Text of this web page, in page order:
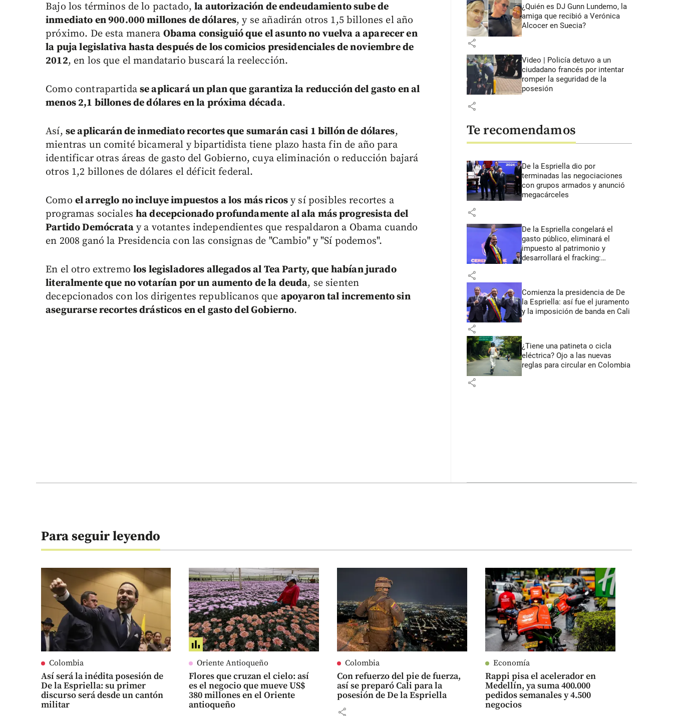
Bajo los términos de lo pactado,la autorización de endeudamiento sube de
inmediato en 900.000 millones de dólares, y se añadirán otros 1,5 billones el año
próximo. De esta manera Obama consiguió que el asunto no vuelva a aparecer en
la puja legislativa hasta después de los comicios presidenciales de noviembre de
2012, en los que el mandatario buscará la reelección.
Como contrapartidase aplicará un plan que garantiza la reducción del gasto en al
menos 2,1 billones de dólares en la próxima década.
Así, se aplicarán de inmediato recortes que sumarán casi 1 billón de dólares,
mientras un comité bicameral y bipartidista tiene plazo hasta fin de año para
identificar otras áreas de gasto del Gobierno, cuya eliminación o reducción bajará
otros 1,2 billones de dólares el déficit federal.
Como el arreglo no incluye impuestos a los más ricos y sí posibles recortes a
programas socialesha decepcionado profundamente al ala más progresista del
Partido Demócratay a votantes independientes que respaldaron a Obama cuando
en 2008 ganó la Presidencia con las consignas de "Cambio" y "Sí podemos".
En el otro extremolos legisladores allegados al Tea Party, que habían jurado
literalmente que no votarían por un aumento de la deuda, se sienten
decepcionados con los dirigentes republicanos que apoyaron tal incremento sin
asegurarse recortes drásticos en el gasto del Gobierno.
¿Quién es DJ Gunn Lundemo, la
amiga que recibió a Verónica
Alcocer en Suecia?
share
Video | Policía detuvo a un
ciudadano francés por intentar
romper la seguridad de la
posesión
share
Te recomendamos
De la Espriella dio por
terminadas las negociaciones
con grupos armados y anunció
megacárceles
share
De la Espriella congelará el
gasto público, eliminará el
impuesto al patrimonio y
desarrollará el fracking:
share
Comienza la presidencia de De
la Espriella: así fue el juramento
y la imposición de banda en Cali
share
¿Tiene una patineta o cicla
eléctrica? Ojo a las nuevas
reglas para circular en Colombia
share
Para seguir leyendo
Colombia
Así será la inédita posesión de
De la Espriella: su primer
discurso será desde un cantón
militar
Oriente Antioqueño
Flores que cruzan el cielo: así
es el negocio que mueve US$
380 millones en el Oriente
antioqueño
Colombia
Con refuerzo del pie de fuerza,
así se preparó Cali para la
posesión de De la Espriella
share
Economía
Rappi pisa el acelerador en
Medellín, ya suma 400.000
pedidos semanales y 4.500
negocios